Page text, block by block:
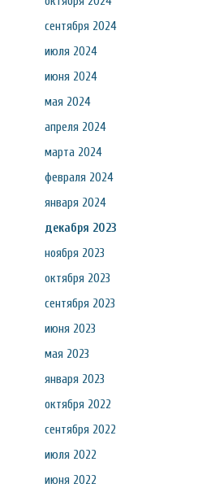
сентября 2024
июля 2024
июня 2024
мая 2024
апреля 2024
марта 2024
февраля 2024
января 2024
декабря 2023
ноября 2023
октября 2023
сентября 2023
июня 2023
мая 2023
января 2023
октября 2022
сентября 2022
июля 2022
июня 2022